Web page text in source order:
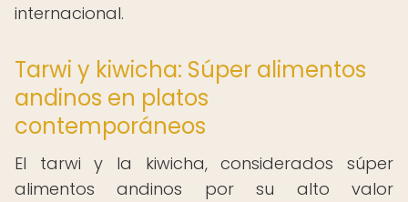
internacional.
Tarwi y kiwicha: Súper alimentos
andinos en platos
contemporáneos
El tarwi y la kiwicha, considerados súper
alimentos andinos por su alto valor